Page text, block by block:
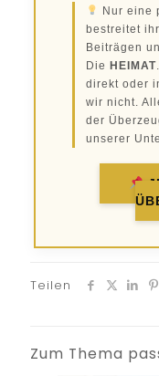
Nur eine
bestreitet
Beiträgen
Die HEIMAT
direkt oder
wir nicht.
der
unserer
Teilen
Zum Thema